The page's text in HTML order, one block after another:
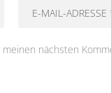
nächsten